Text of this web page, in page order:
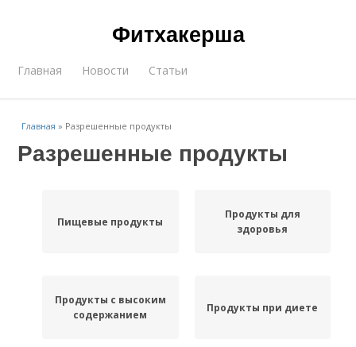
Фитхакерша
Главная Новости Статьи
Главная » Разрешенные продукты
Разрешенные продукты
Пищевые продукты
Продукты для
здоровья
Продукты с высоким
содержанием
Продукты при диете